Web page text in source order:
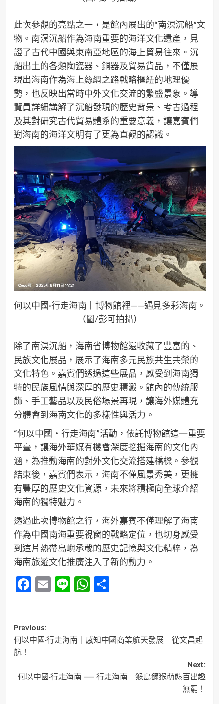
此次參觀的亮點之一，是館內展出的“南溟沉船”文
物。南溟沉船作為海南重要的海洋文化遺產，見
證了古代中國與東南亞地區的海上貿易往來。沉
船出土的各類陶瓷器、銅器及貿易貨品，不僅展
現出海南作為海上絲綢之路戰略樞紐的地理優
勢，也反映出當時中外文化交流的繁盛景象。導
覽員詳細講解了沉船發現的歷史背景、考古過程
及其對研究古代貿易體系的重要意義，讓嘉賓們
對海南的海洋文明有了更為直觀的認識。
何以中國·行走海南丨博物館裡——遇見多彩海南。
（圖/彭可拍攝）
除了南溟沉船，海南省博物館還收藏了豐富的、
民族文化展品，展示了海南多元民族共生共榮的
文化特色。嘉賓們透過這些展品，感受到海南獨
特的民族風情與深厚的歷史積澱。館內的傳統服
飾、手工藝品以及民俗場景再現，讓海外媒體充
分體會到海南文化的多樣性與活力。
“何以中國・行走海南”活動，依託博物館這一重要
平臺，讓海外華媒有機會深度挖掘海南的文化內
涵，為推動海南的對外文化交流搭建橋樑。參觀
結束後，嘉賓們表示，海南不僅風景秀美，更擁
有豐厚的歷史文化資源，未來將積極向全球介紹
海南的獨特魅力。
透過此次博物館之行，海外嘉賓不僅理解了海南
作為中國南海重要視窗的戰略定位，也切身感受
到這片熱帶島嶼承載的歷史記憶與文化精粹，為
海南旅遊文化推廣注入了新的動力。
Facebook
Email
LineWhatsApp
分
Post
navigation
Previous:
何以中國·行走海南｜感知中國商業航天發展 從文昌起
航！
Next:
何以中國·行走海南 —— 行走海南 猴島獼猴萌態百出趣
無窮！